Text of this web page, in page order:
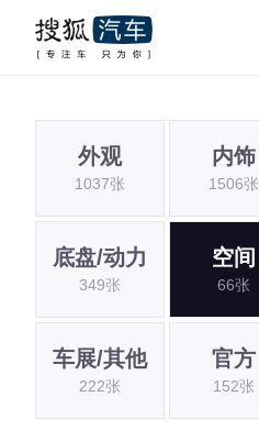
外观
1037张
内饰
1506张
底盘/动力
349张
空间
66张
车展/其他
222张
官方
152张